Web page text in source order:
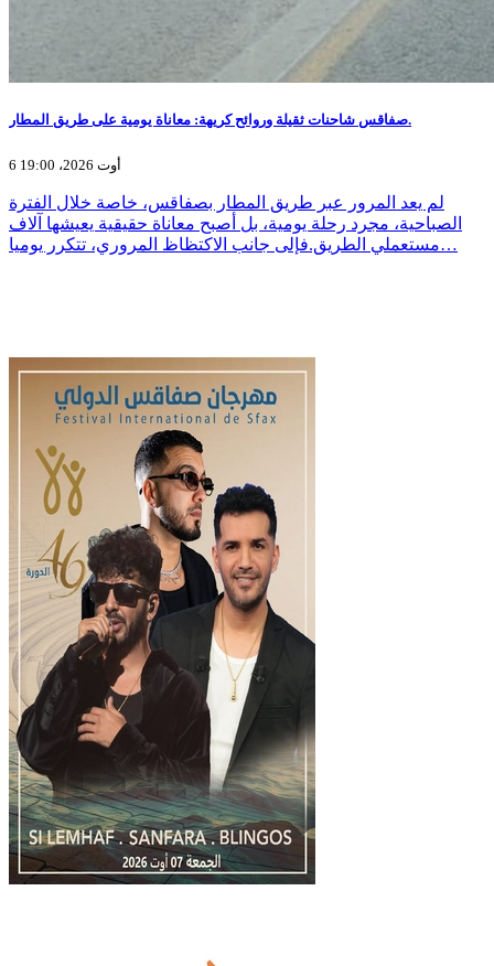
صفاقس شاحنات ثقيلة وروائح كريهة: معاناة يومية على طريق المطار.
6 أوت 2026، 19:00
لم يعد المرور عبر طريق المطار بصفاقس، خاصة خلال الفترة
الصباحية، مجرد رحلة يومية، بل أصبح معاناة حقيقية يعيشها آلاف
مستعملي الطريق.فإلى جانب الاكتظاظ المروري، تتكرر يوميا…